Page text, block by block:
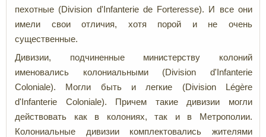
пехотные (Division d'Infanterie de Forteresse). И все они
имели свои отличия, хотя порой и не очень
существенные.
Дивизии, подчиненные министерству колоний
именовались колониальными (Division d'Infanterie
Coloniale). Могли быть и легкие (Division Légère
d'Infanterie Coloniale). Причем такие дивизии могли
действовать как в колониях, так и в Метрополии.
Колониальные дивизии комплектовались жителями